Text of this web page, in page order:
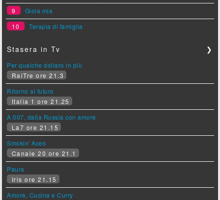
9
Gioia mia
10
Terapia di famiglia
Stasera in Tv ❯
Per qualche dollaro in più
RaiTre ore 21.3
Ritorno al futuro
Italia 1 ore 21.25
A 007, dalla Russia con amore
La7 ore 21.15
Smokin' Aces
Canale 20 ore 21.1
Paura
Iris ore 21.15
Amore, Cucina e Curry